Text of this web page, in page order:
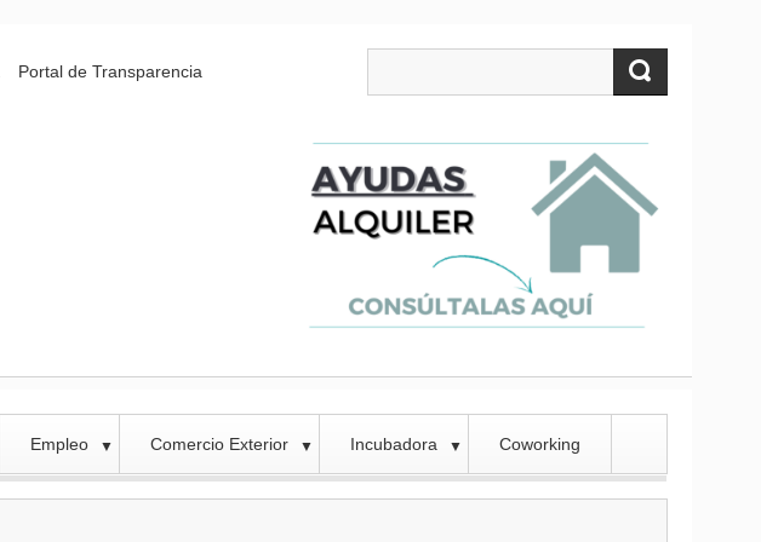
Portal de Transparencia
Empleo ▼ Comercio Exterior ▼ Incubadora ▼ Coworking